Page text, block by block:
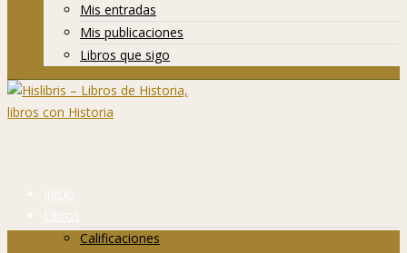
Mis entradas
Mis publicaciones
Libros que sigo
Inicio
Libros
Calificaciones